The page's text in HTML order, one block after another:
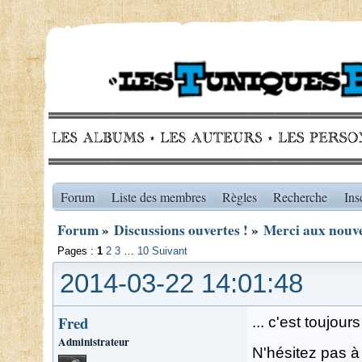
Forum Liste des membres Règles Recherche
Forum» Discussions ouvertes ! » Merci aux
Pages : 1 2 3 … 10 Suivant
2014-03-22 14:01:48
Fred
Administrateur
... c'est
N'hésitez pas